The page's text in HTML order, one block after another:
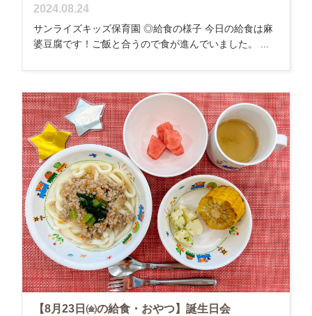
2024.08.24
サンライズキッズ保育園 ◎給食の様子 今日の給食は麻
婆豆腐です！ご飯と合うので食が進んでいました。 ...
【8月23日㈮の給食・おやつ】誕生日会